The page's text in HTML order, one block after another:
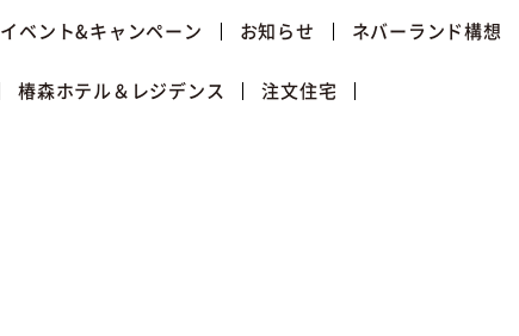
イベント&キャンペーン お知らせ ネバーランド構想
椿森ホテル＆レジデンス 注文住宅